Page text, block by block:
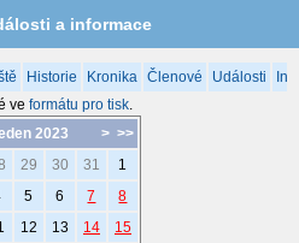
a informace
Historie Kronika Členové Události
ve formátu pro tisk.
> >>
2023
29 30 31
1
5 6 7
8
12 13 14
15